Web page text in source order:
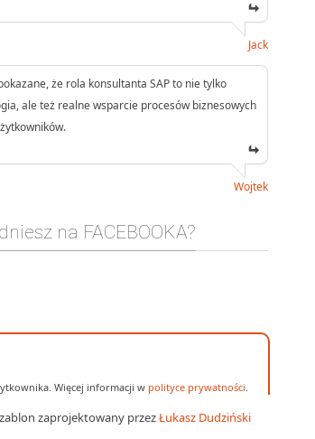
Jack
że rola konsultanta SAP to nie tylko
ale też realne wsparcie procesów biznesowych
Wojtek
na FACEBOOKA?
Więcej informacji w polityce prywatności
zaprojektowany przezŁukasz Dudziński